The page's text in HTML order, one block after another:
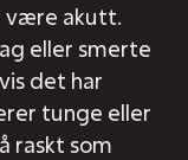
være akutt.
eller smerte
det har
tunge eller
raskt som